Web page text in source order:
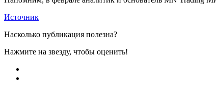
Источник
Насколько публикация полезна?
Нажмите на звезду, чтобы оценить!